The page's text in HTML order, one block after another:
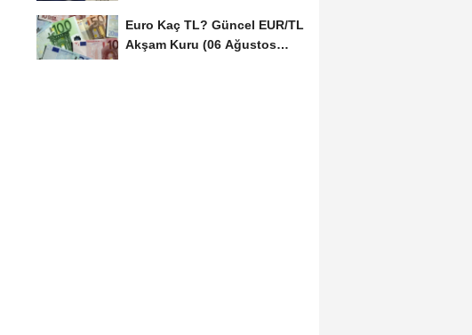
Euro Kaç TL? Güncel EUR/TL
Akşam Kuru (06 Ağustos